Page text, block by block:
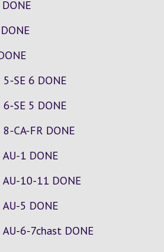
DONE
DONE
5-SE 6 DONE
6-SE 5 DONE
8-CA-FR DONE
AU-1 DONE
AU-10-11 DONE
AU-5 DONE
AU-6-7chast DONE